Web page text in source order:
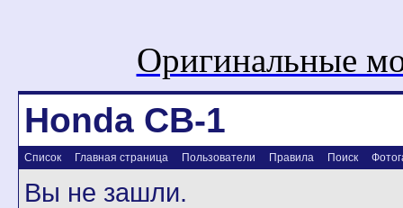
Оригинальные
Honda CB-1
Список Главная страница Пользователи Правила Поиск
Вы не зашли.